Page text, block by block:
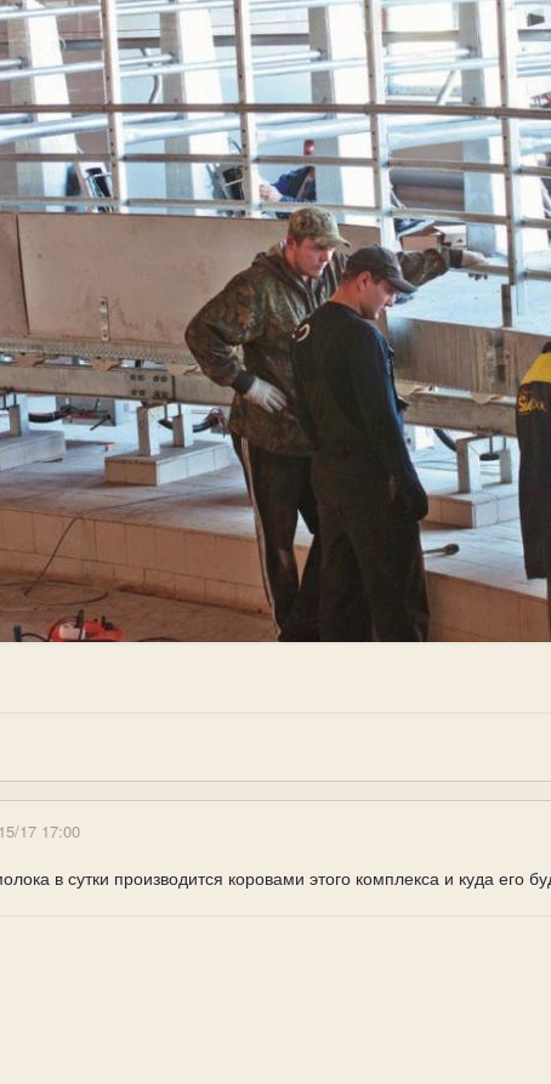
17 17:00
в сутки производится коровами этого комплекса и куда его